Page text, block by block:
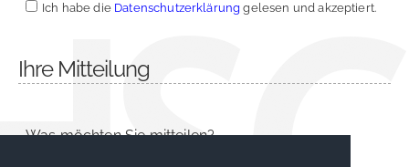
Ich habe die Datenschutzerklärung gelesen und akzeptiert.
Ihre Mitteilung
Was möchten Sie mitteilen?